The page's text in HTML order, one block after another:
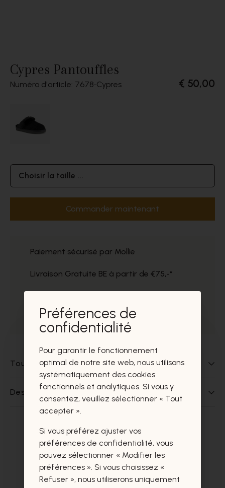
Cypres Pantouffles
Numéro d'article: 7678 Cypres € 50,00
Choisir la taille ...
Commander maintenant
Paiement sécurisé par Mollie
Livraison Gratuite BE à partir de €75,-*
Prélèvement gratuit dans nos magasins
Tout sur ce produit
Des questions sur ce produit?
Ces produits vous intéresseront
certainement aussi.
Préférences de
confidentialité
Pour garantir le fonctionnement
optimal de notre site web, nous utilisons
systématiquement des cookies
fonctionnels et analytiques. Si vous y
consentez, veuillez sélectionner « Tout
accepter ».
Si vous préférez ajuster vos
préférences de confidentialité, vous
pouvez sélectionner « Modifier les
préférences ». Si vous choisissez «
Refuser », nous utiliserons uniquement